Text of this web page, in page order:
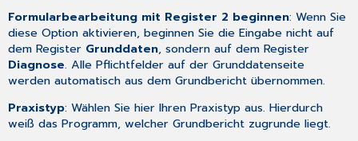
Formularbearbeitung mit Register 2 beginnen: Wenn Sie
diese Option aktivieren, beginnen Sie die Eingabe nicht auf
dem Register Grunddaten, sondern auf dem Register
Diagnose. Alle Pflichtfelder auf der Grunddatenseite
werden automatisch aus dem Grundbericht übernommen.
Praxistyp: Wählen Sie hier Ihren Praxistyp aus. Hierdurch
weiß das Programm, welcher Grundbericht zugrunde liegt.